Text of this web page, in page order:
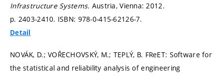
Infrastructure Systems. Austria, Vienna: 2012.
p. 2403-2410. ISBN: 978-0-415-62126-7.
Detail
NOVÁK, D.; VOŘECHOVSKÝ, M.; TEPLÝ, B. FReET: Software for
the statistical and reliability analysis of engineering